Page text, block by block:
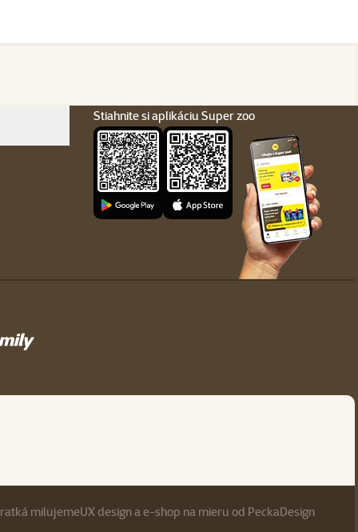
Stiahnite si aplikáciu Super zoo
milujemeUX designae-shop na mieru od PeckaDesign